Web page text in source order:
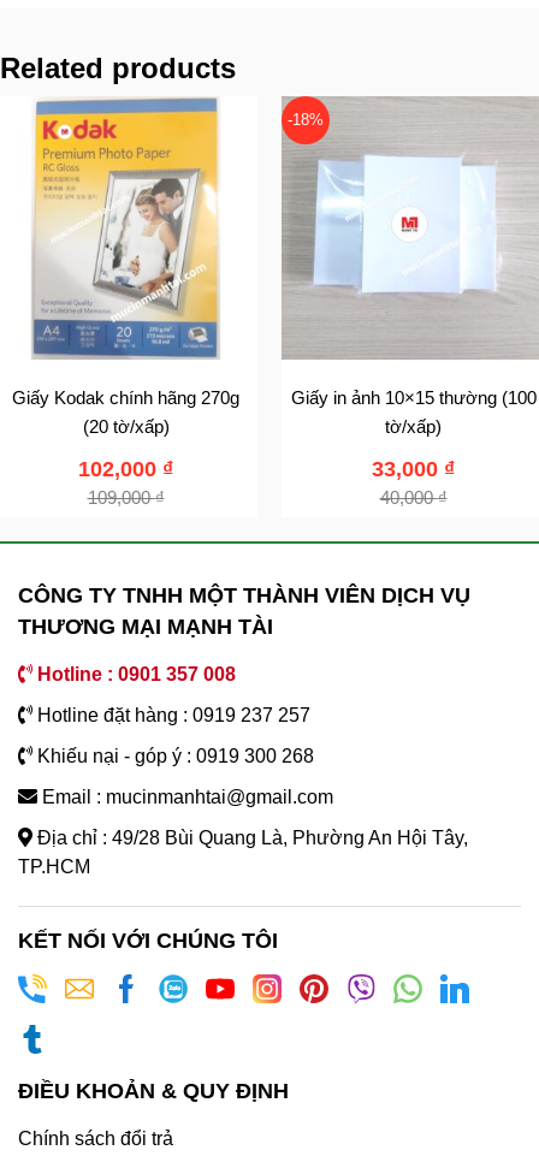
Related products
Giấy Kodak chính hãng 270g
(20 tờ/xấp)
109,000₫
102,000 ₫
-18%
Giấy in ảnh 10×15 thường (100
tờ/xấp)
40,000₫
33,000 ₫
CÔNG TY TNHH MỘT THÀNH VIÊN DỊCH VỤ
THƯƠNG MẠI MẠNH TÀI
Hotline : 0901 357 008
Hotline đặt hàng : 0919 237 257
Khiếu nại - góp ý : 0919 300 268
Email : mucinmanhtai@gmail.com
Địa chỉ : 49/28 Bùi Quang Là, Phường An Hội Tây,
TP.HCM
KẾT NỐI VỚI CHÚNG TÔI
ĐIỀU KHOẢN & QUY ĐỊNH
Chính sách đổi trả